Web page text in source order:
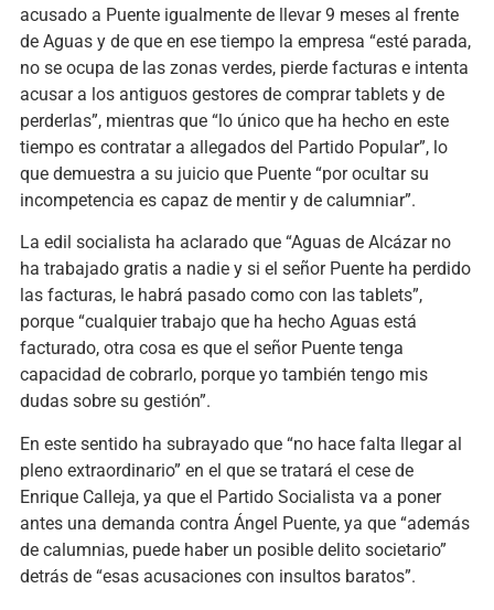
acusado a Puente igualmente de llevar 9 meses al frente
de Aguas y de que en ese tiempo la empresa “esté parada,
no se ocupa de las zonas verdes, pierde facturas e intenta
acusar a los antiguos gestores de comprar tablets y de
perderlas”, mientras que “lo único que ha hecho en este
tiempo es contratar a allegados del Partido Popular”, lo
que demuestra a su juicio que Puente “por ocultar su
incompetencia es capaz de mentir y de calumniar”.
La edil socialista ha aclarado que “Aguas de Alcázar no
ha trabajado gratis a nadie y si el señor Puente ha perdido
las facturas, le habrá pasado como con las tablets”,
porque “cualquier trabajo que ha hecho Aguas está
facturado, otra cosa es que el señor Puente tenga
capacidad de cobrarlo, porque yo también tengo mis
dudas sobre su gestión”.
En este sentido ha subrayado que “no hace falta llegar al
pleno extraordinario” en el que se tratará el cese de
Enrique Calleja, ya que el Partido Socialista va a poner
antes una demanda contra Ángel Puente, ya que “además
de calumnias, puede haber un posible delito societario”
detrás de “esas acusaciones con insultos baratos”.